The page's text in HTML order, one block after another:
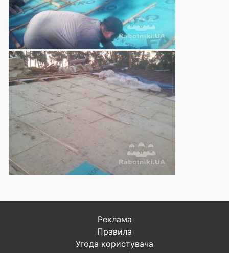
Реклама
Правила
Угода користувача